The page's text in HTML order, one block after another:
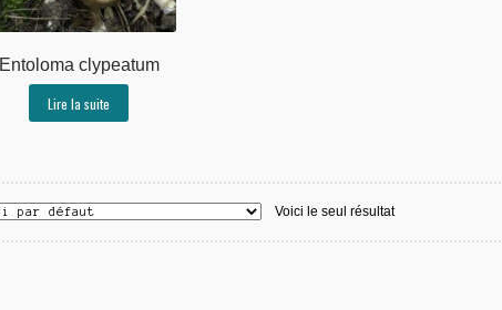
Entoloma clypeatum
Lire la suite
Voici le seul résultat